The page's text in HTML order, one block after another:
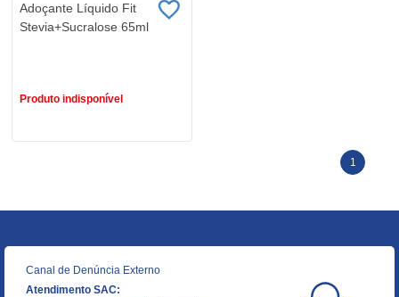
Adoçante Líquido Fit
Stevia+Sucralose 65ml
Produto indisponível
1
Canal de Denúncia Externo
Atendimento SAC: